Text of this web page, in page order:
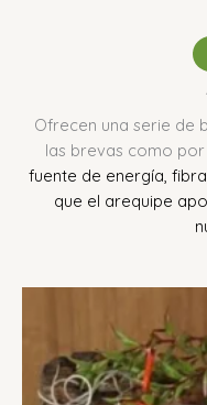
Ofrecen una serie de
las brevas como
fuente de energía,
que el arequipe